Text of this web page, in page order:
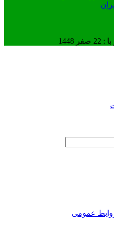
عمومی